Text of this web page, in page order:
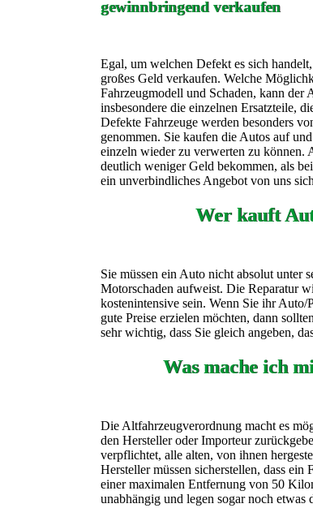
gewinnbringend verkaufen
Egal, um welchen Defekt es sich
großes Geld verkaufen. Welche
Fahrzeugmodell und Schaden, kann der
insbesondere die einzelnen Ersatzteile,
Defekte Fahrzeuge werden besonders
genommen. Sie kaufen die Autos auf
einzeln wieder zu verwerten zu können.
deutlich weniger Geld bekommen, als
ein unverbindliches Angebot von uns
Wer kauft
Sie müssen ein Auto nicht absolut unter
Motorschaden aufweist. Die Reparatur
kostenintensive sein. Wenn Sie ihr
gute Preise erzielen möchten, dann
sehr wichtig, dass Sie gleich angeben,
Was mache ich
Die Altfahrzeugverordnung macht es
den Hersteller oder Importeur
verpflichtet, alle alten, von ihnen
Hersteller müssen sicherstellen, dass
einer maximalen Entfernung von 50
unabhängig und legen sogar noch